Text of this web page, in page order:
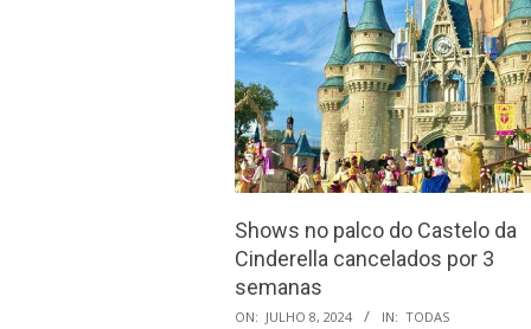
Shows no palco do Castelo da
Cinderella cancelados por 3
semanas
2024-
ON: JULHO 8, 2024 IN: TODAS